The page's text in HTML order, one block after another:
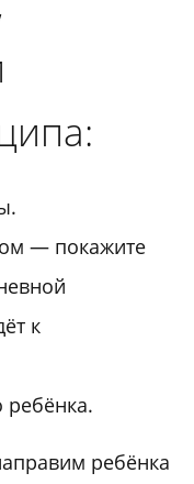
— покажите
к
ребёнка.
ребёнка